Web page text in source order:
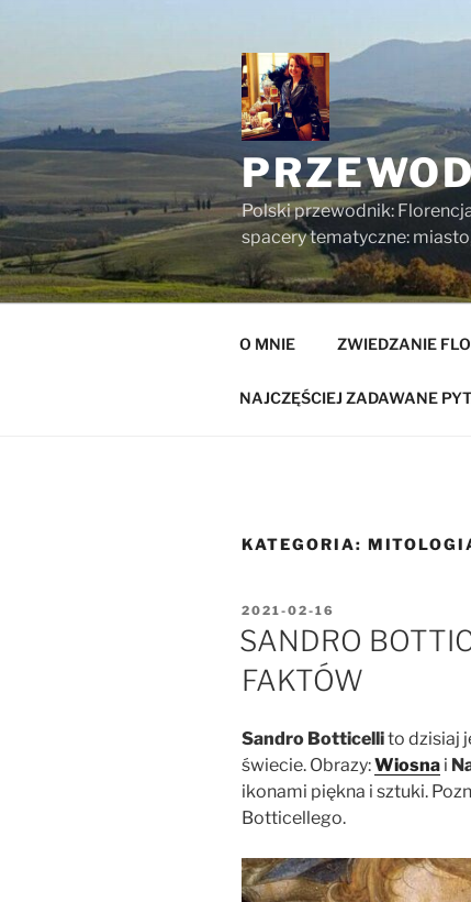
Polski przewodnik:
spacery tematyczne:
O MNIE ZWIEDZANIE
NAJCZĘŚCIEJ ZADAWANE
KATEGORIA:
OPUBLIKOWANE
W
2021-02-16
SANDRO
FAKTÓW
Sandro Botticellito dzisiaj
świecie. Obrazy:Wiosna i
ikonami piękna i sztuki.
Botticellego.